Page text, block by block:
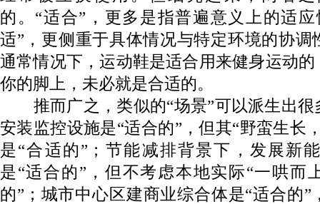
的。“适合”，更多是指普遍意义上的适
适”，更侧重于具体情况与特定环境的协调
通常情况下，运动鞋是适合用来健身运动
你的脚上，未必就是合适的。
推而广之，类似的“场景”可以派生出很
安装监控设施是“适合的”，但其“野蛮生长
是“合适的”；节能减排背景下，发展新
是“适合的”，但不考虑本地实际“一哄而
的”；城市中心区建商业综合体是“适合的